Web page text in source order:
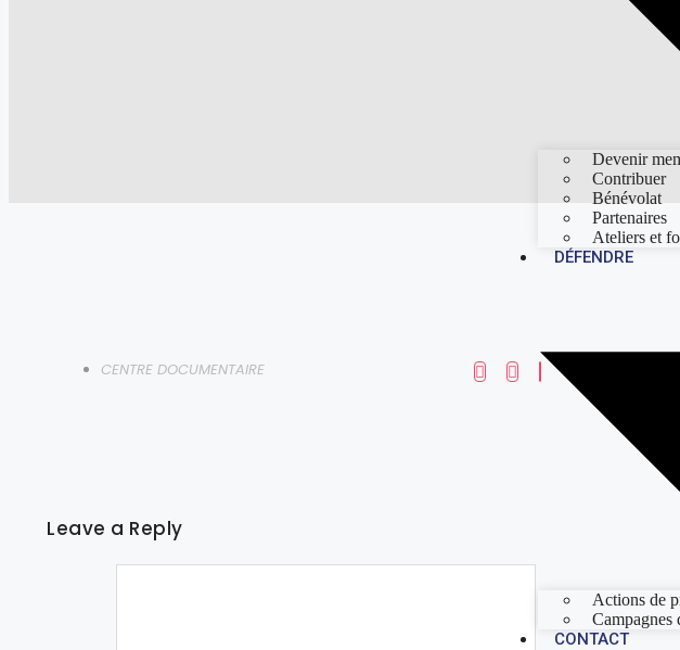
Devenir
Contribuer
Bénévolat
Partenaires
Ateliers et
DÉFENDRE
Actions de
Campagnes
CONTACT
CENTRE DOCUMENTAIRE
Leave a Reply